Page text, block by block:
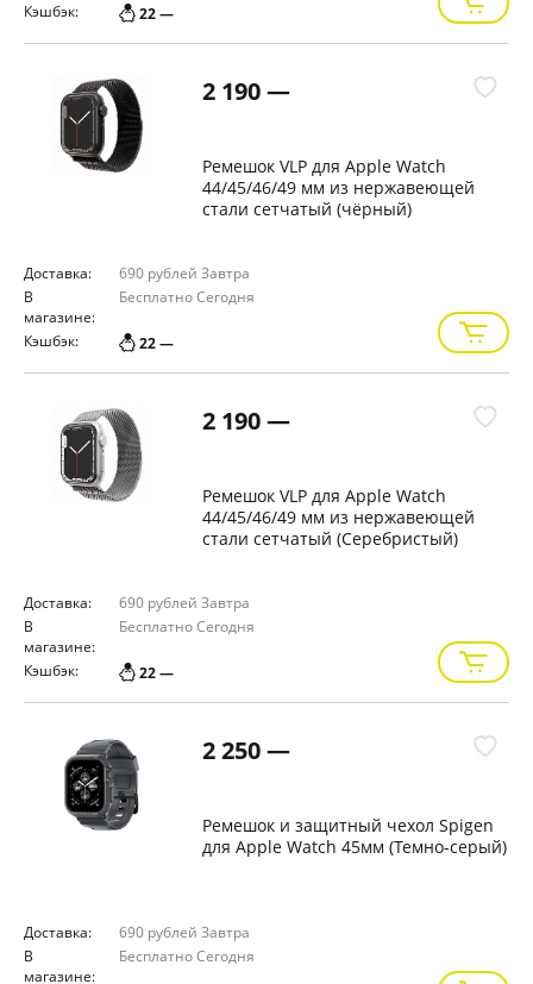
Кэшбэк: 22 —
2 190 —
Ремешок VLP для Apple Watch
44/45/46/49 мм из нержавеющей
стали сетчатый (чёрный)
Доставка: 690 рублей Завтра
В
магазине:
БесплатноСегодня
Кэшбэк: 22 —
2 190 —
Ремешок VLP для Apple Watch
44/45/46/49 мм из нержавеющей
стали сетчатый (Серебристый)
Доставка: 690 рублей Завтра
В
магазине:
БесплатноСегодня
Кэшбэк: 22 —
2 250 —
Ремешок и защитный чехол Spigen
для Apple Watch 45мм (Темно-серый)
Доставка: 690 рублей Завтра
В
магазине:
БесплатноСегодня